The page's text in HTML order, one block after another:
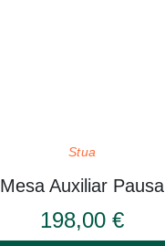
Stua
Mesa Auxiliar Pausa
198,00 €